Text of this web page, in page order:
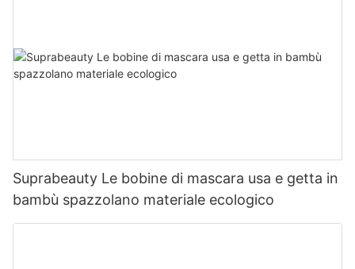
Suprabeauty Le bobine di mascara usa e getta in
bambù spazzolano materiale ecologico